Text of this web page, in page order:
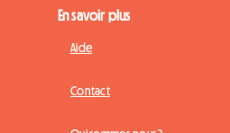
En savoir plus
Aide
Contact